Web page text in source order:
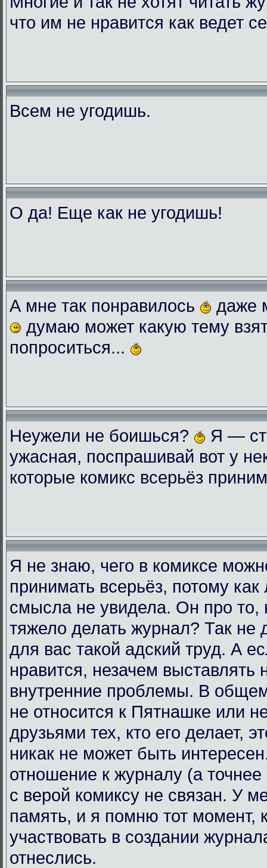
что им не нравится как ведет
Всем не угодишь.
О да! Еще как не угодишь!
А мне так понравилось
даже
думаю может какую тему
попроситься...
Неужели не боишься?
Я —
ужасная, поспрашивай вот у
которые комикс всерьёз
Я не знаю, чего в комиксе
принимать всерьёз, потому
смысла не увидела. Он про то,
тяжело делать журнал? Так не
для вас такой адский труд. А
нравится, незачем выставлять
внутренние проблемы. В
не относится к Пятнашке или
друзьями тех, кто его делает,
никак не может быть
отношение к журналу (а точнее
с верой комиксу не связан. У
память, и я помню тот момент,
участвовать в создании
отнеслись.